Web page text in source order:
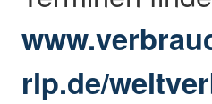
rlp.de/